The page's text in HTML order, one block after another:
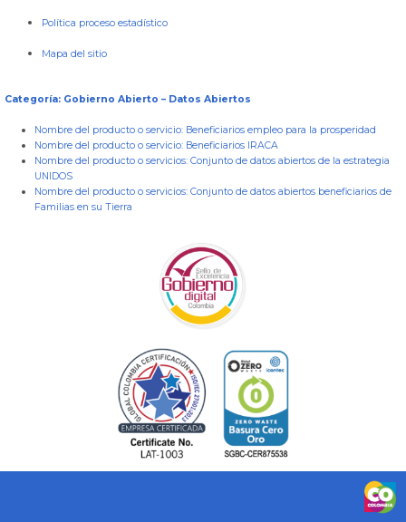
Política proceso estadístico
Mapa del sitio
Categoría: Gobierno Abierto – Datos Abiertos
Nombre del producto o servicio: Beneficiarios empleo para la prosperidad
Nombre del producto o servicio: Beneficiarios IRACA
Nombre del producto o servicios: Conjunto de datos abiertos de la estrategia
UNIDOS
Nombre del producto o servicios: Conjunto de datos abiertos beneficiarios de
Familias en su Tierra